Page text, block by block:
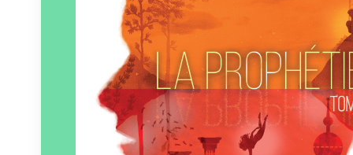
Paru le01/10/2024